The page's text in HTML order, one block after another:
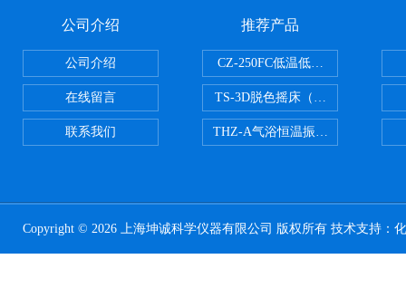
公司介绍
公司介绍
在线留言
联系我们
推荐产品
CZ-250FC低温低湿种子储藏柜
TS-3D脱色摇床（三维运动）
THZ-A气浴恒温振荡器
Copyright © 2026 上海坤诚科学仪器有限公司 版权所有 技术支持：